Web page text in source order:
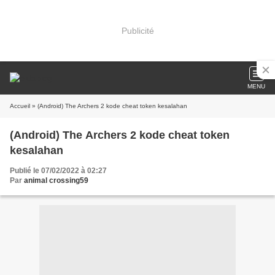
Publicité
MENU
Accueil » (Android) The Archers 2 kode cheat token kesalahan
(Android) The Archers 2 kode cheat token
kesalahan
Publié le 07/02/2022 à 02:27
Par animal crossing59